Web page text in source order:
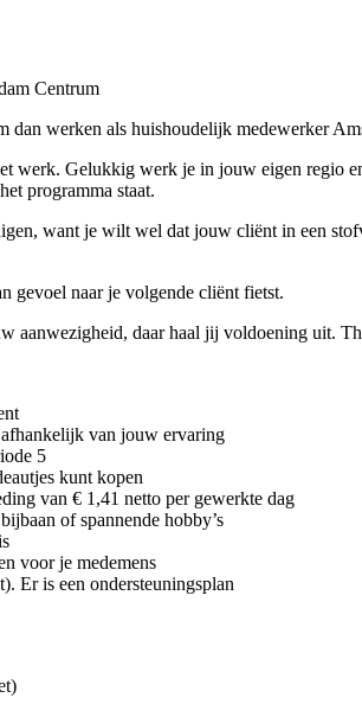
Centrum
dan werken als huishoudelijk medewerker
werk. Gelukkig werk je in jouw eigen
programma staat.
want je wilt wel dat jouw cliënt in een
gevoel naar je volgende cliënt fietst.
aanwezigheid, daar haal jij voldoening uit.
van jouw ervaring
5
kunt kopen
van € 1,41 netto per gewerkte dag
of spannende hobby’s
voor je medemens
Er is een ondersteuningsplan